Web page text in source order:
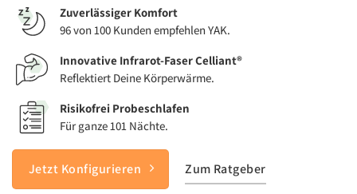
Zuverlässiger Komfort
96 von 100 Kunden empfehlen YAK.
Innovative Infrarot-Faser Celliant®
Reflektiert Deine Körperwärme.
Risikofrei Probeschlafen
Für ganze 101 Nächte.
Jetzt Konfigurieren Zum Ratgeber